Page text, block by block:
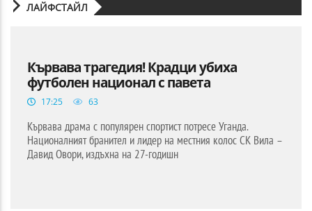
ЛАЙФСТАЙЛ
Кървава трагедия! Крадци убиха
футболен национал с павета
17:25 63
Кървава драма с популярен спортист потресе Уганда.
Националният бранител и лидер на местния колос СК Вила –
Давид Овори, издъхна на 27-годишн